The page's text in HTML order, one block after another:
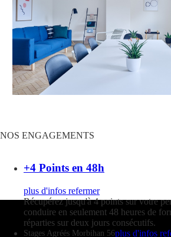
NOS ENGAGEMENTS
+4 Points en 48h
plus d'infos refermer
Récupérez jusqu'à 4 points sur votre
conduire en seulement 48 heures de
réparties sur deux jours consécutifs.
Stages Agréés Morbihan 56plus d'infos